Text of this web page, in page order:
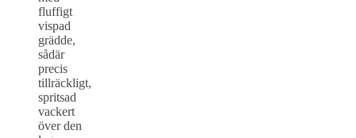
fluffigt
vispad
grädde,
sådär
precis
tillräckligt,
spritsad
vackert
över den